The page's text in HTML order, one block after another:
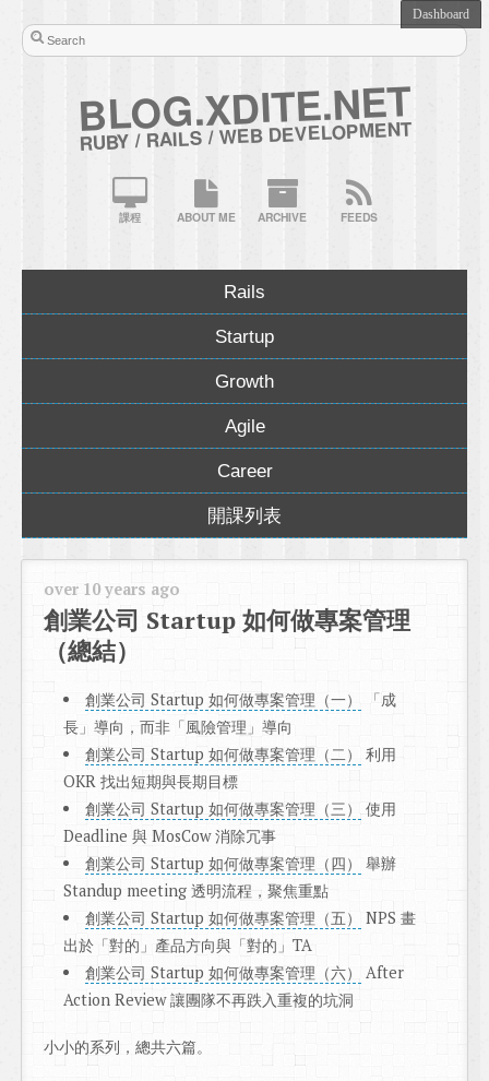
BLOG.XDITE.NET
RUBY / RAILS / WEB DEVELOPMENT
課程 ABOUT ME ARCHIVE FEEDS
Rails
Startup
Growth
Agile
Career
開課列表
over 10 years ago
創業公司 Startup 如何做專案管理
（總結）
創業公司 Startup 如何做專案管理（一）
「成
長」導向，而非「風險管理」導向
創業公司 Startup 如何做專案管理（二）
利用
OKR 找出短期與長期目標
創業公司 Startup 如何做專案管理（三）
使用
Deadline 與 MosCow 消除冗事
創業公司 Startup 如何做專案管理（四）
舉辦
Standup meeting 透明流程，聚焦重點
創業公司 Startup 如何做專案管理（五）
NPS 畫
出於「對的」產品方向與「對的」TA
創業公司 Startup 如何做專案管理（六）
After
Action Review 讓團隊不再跌入重複的坑洞
小小的系列，總共六篇。